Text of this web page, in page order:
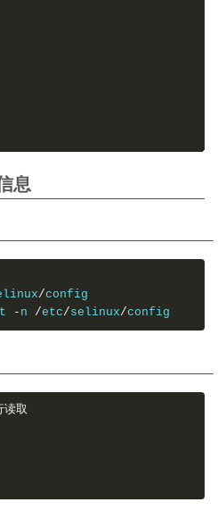
息
/config
- n /etc/selinux/config
取